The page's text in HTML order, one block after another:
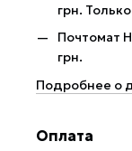
грн.
Почтомат
грн.
Подробнее о
Оплата